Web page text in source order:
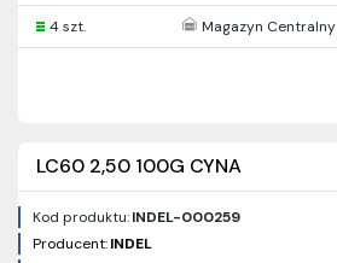
4 szt. Magazyn Centralny
LC60 2,50 100G CYNA
Kod produktu:INDEL-000259
Producent:INDEL